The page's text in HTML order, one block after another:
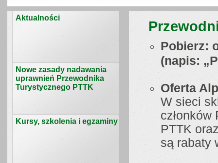
Aktualności
Nowe zasady nadawania
uprawnień Przewodnika
Turystycznego PTTK
Kursy, szkolenia i egzaminy
Pobierz:
(napis:
Oferta
W sieci
PTTK
są rabaty